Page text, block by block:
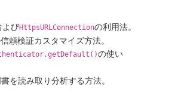
よびHttpsURLConnectionの利用法。
頼検証カスタマイズ方法。
の使い
を読み取り分析する方法。